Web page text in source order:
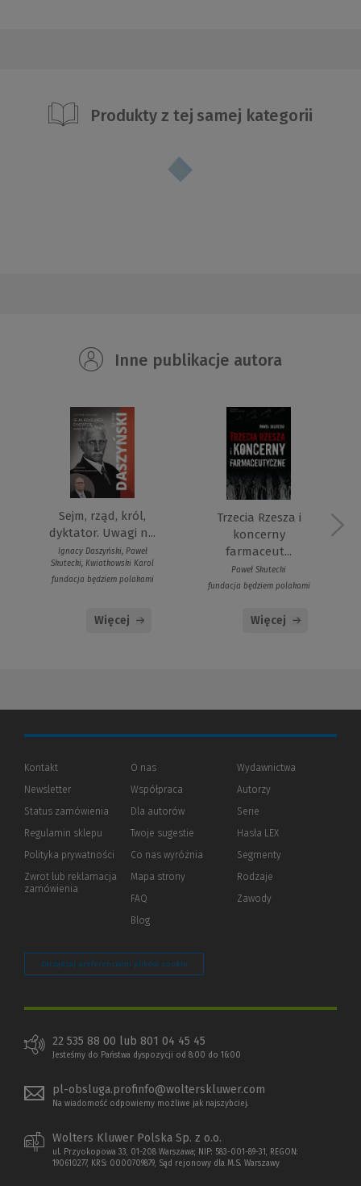
Produkty z tej samej kategorii
Inne publikacje autora
Sejm, rząd, król,
dyktator. Uwagi n...
Ignacy Daszyński, Paweł
Skutecki, Kwiatkowski Karol
fundacja będziem polakami
Więcej
Trzecia Rzesza i
koncerny
farmaceut...
Paweł Skutecki
fundacja będziem polakami
Więcej
Kontakt
Newsletter
Status zamówienia
Regulamin sklepu
Polityka prywatności (Nowe
(Link
innej
Zwrot lub reklamacja
zamówienia
O nas
Współpraca
Dla autorów(Nowe
(Link
innej
strony)
Twoje sugestie
Co nas wyróżnia
Mapa strony
FAQ
Blog
Wydawnictwa
Autorzy
Serie
Hasła LEX
Segmenty
Rodzaje
Zawody
Zarządzaj preferencjami plików cookie
22 535 88 00 lub 801 04 45 45
Jesteśmy do Państwa dyspozycji od 8:00 do 16:00
pl-obsluga.profinfo@wolterskluwer.com
Na wiadomość odpowiemy możliwe jak najszybciej.
Wolters Kluwer Polska Sp. z o.o.
ul. Przyokopowa 33, 01-208 Warszawa; NIP: 583-001-89-31, REGON:
190610277, KRS: 0000709879, Sąd rejonowy dla M.S. Warszawy